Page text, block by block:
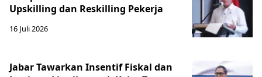
Upskilling dan Reskilling Pekerja
16 Juli 2026
Jabar Tawarkan Insentif Fiskal dan